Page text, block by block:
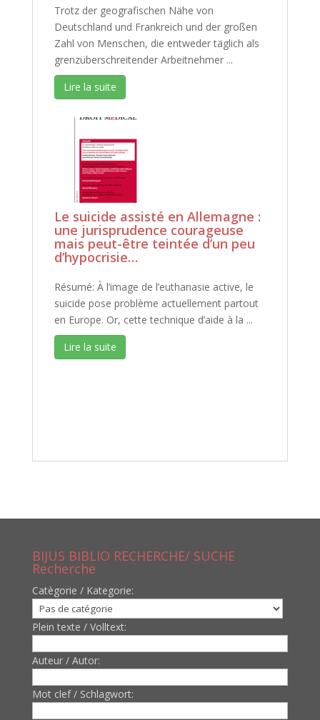
Trotz der geografischen Nähe von
Deutschland und Frankreich und der großen
Zahl von Menschen, die entweder täglich als
grenzüberschreitender Arbeitnehmer ...
Lire la suite
Le suicide assisté en Allemagne :
une jurisprudence courageuse
mais peut-être teintée d’un peu
d’hypocrisie…
Résumé: À l’image de l’euthanasie active, le
suicide pose problème actuellement partout
en Europe. Or, cette technique d’aide à la ...
Lire la suite
BIJUS BIBLIO RECHERCHE/ SUCHE
Recherche
Catègorie / Kategorie:
Plein texte / Volltext:
Auteur / Autor:
Mot clef / Schlagwort: